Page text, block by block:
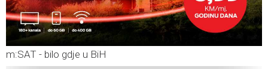
m:SAT - bilo gdje u BiH